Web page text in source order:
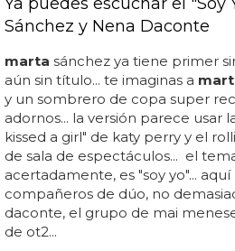
Sánchez y Nena Daconte
marta sánchez ya tiene primer
aún sin título... te imaginas a
y un sombrero de copa super
adornos... la versión parece usar
kissed a girl" de katy perry y el
de sala de espectáculos... el
acertadamente, es "soy yo"...
compañeros de dúo, no
daconte, el grupo de mai
de ot2...